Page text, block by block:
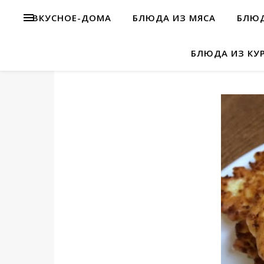
ВКУСНОЕ-ДОМА БЛЮДА ИЗ МЯСА
БЛЮДА ИЗ